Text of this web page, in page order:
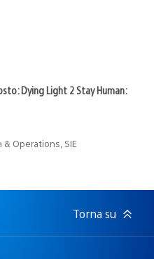
Dying Light 2 Stay Human:
Operations, SIE
Torna su